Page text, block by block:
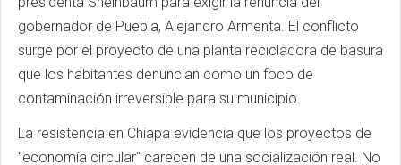
gobernador de Puebla, Alejandro Armenta. El conflicto
surge por el proyecto de una planta recicladora de basura
que los habitantes denuncian como un foco de
contaminación irreversible para su municipio.
La resistencia en Chiapa evidencia que los proyectos de
"economía circular" carecen de una socialización real. No